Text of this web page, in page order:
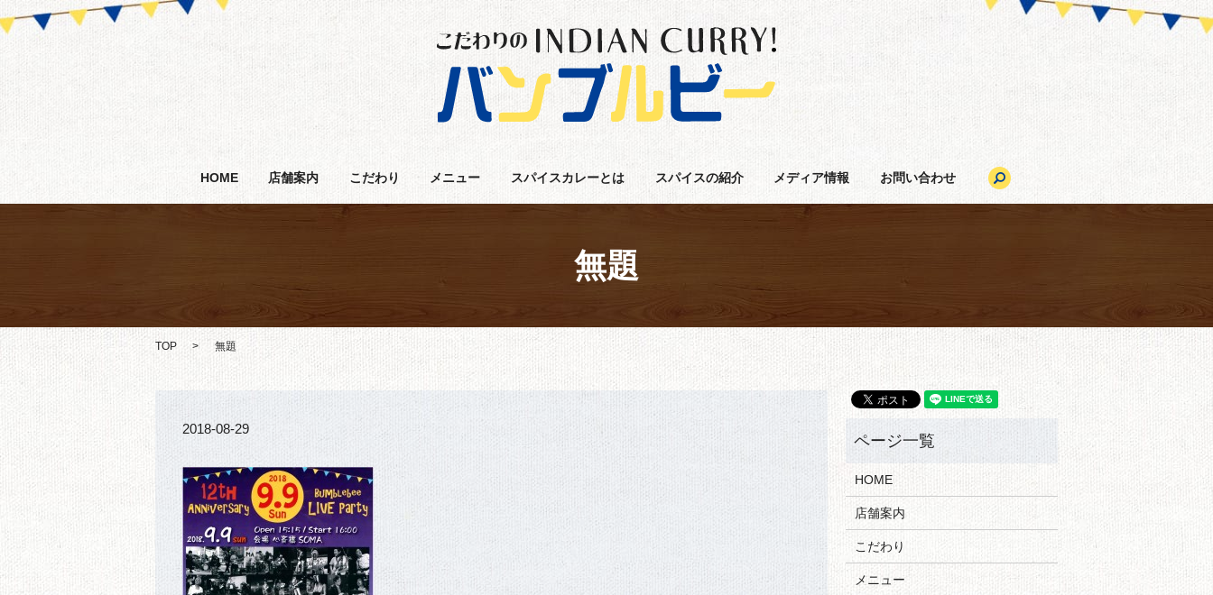
HOME 店舗案内 こだわり メニュー スパイスカレーとは スパイスの紹介 メディア情報 お問い合わせ
無題
TOP 無題
2018-08-29
HOME
店舗案内
こだわり
メニュー